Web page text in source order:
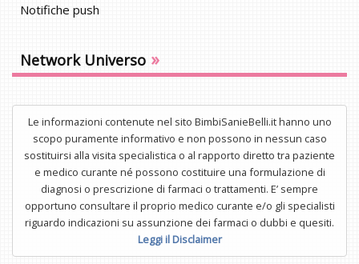
Notifiche push
Network Universo »
Le informazioni contenute nel sito BimbiSanieBelli.it hanno uno
scopo puramente informativo e non possono in nessun caso
sostituirsi alla visita specialistica o al rapporto diretto tra paziente
e medico curante né possono costituire una formulazione di
diagnosi o prescrizione di farmaci o trattamenti. E’ sempre
opportuno consultare il proprio medico curante e/o gli specialisti
riguardo indicazioni su assunzione dei farmaci o dubbi e quesiti.
Leggi il Disclaimer